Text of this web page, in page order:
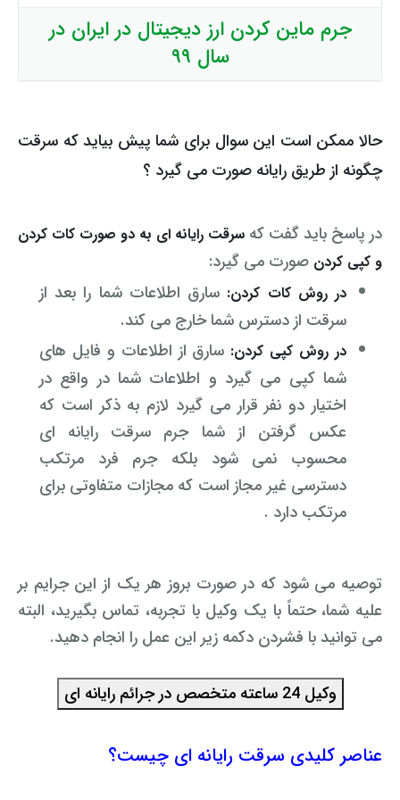
تبانی در معاملات دولتی
اوراق کردن اتومبیل بدون مجوز قانونی
شکایت از آلودگی صوتی
وکیل کیفری آنلاین
رویکرد حادثه بدون شاهد
جرم ماین کردن ارز دیجیتال در ایران در
سال ۹۹
حالا ممکن است این سوال برای شما پیش بیاید که سرقت
چگونه از طریق رایانه صورت می گیرد ؟
در پاسخ باید گفت که سرقت رایانه ای به دو صورت کات کردن
و کپی کردن صورت می گیرد:
در روش کات کردن: سارق اطلاعات شما را بعد از
سرقت از دسترس شما خارج می کند.
در روش کپی کردن: سارق از اطلاعات و فایل های
شما کپی می گیرد و اطلاعات شما در واقع در
اختیار دو نفر قرار می گیرد لازم به ذکر است که
عکس گرفتن از شما جرم سرقت رایانه ای
محسوب نمی شود بلکه جرم فرد مرتکب
دسترسی غیر مجاز است که مجازات متفاوتی برای
مرتکب دارد .
توصیه می شود که در صورت بروز هر یک از این جرایم بر
علیه شما، حتماً با یک وکیل با تجربه، تماس بگیرید، البته
می توانید با فشردن دکمه زیر این عمل را انجام دهید.
عناصر کلیدی سرقت رایانه ای چیست؟